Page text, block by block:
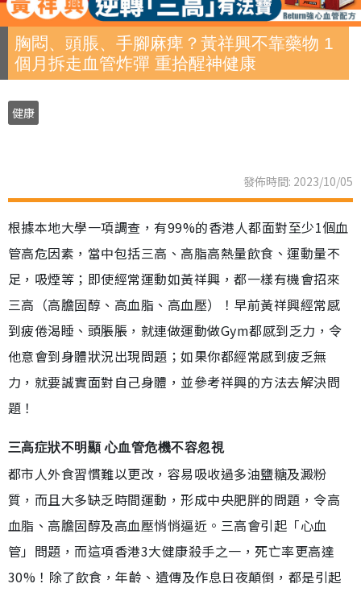
胸悶、頭脹、手腳麻痺？黃祥興不靠藥物 1
個月拆走血管炸彈 重拾醒神健康
健康
發佈時間: 2023/10/05
根據本地大學一項調查，有99%的香港人都面對至少1個血
管高危因素，當中包括三高、高脂高熱量飲食、運動量不
足，吸煙等；即使經常運動如黃祥興，都一樣有機會招來
三高（高膽固醇、高血脂、高血壓）！早前黃祥興經常感
到疲倦渴睡、頭脹脹，就連做運動做Gym都感到乏力，令
他意會到身體狀況出現問題；如果你都經常感到疲乏無
力，就要誠實面對自己身體，並參考祥興的方法去解決問
題！
三高症狀不明顯 心血管危機不容忽視
都市人外食習慣難以更改，容易吸收過多油鹽糖及澱粉
質，而且大多缺乏時間運動，形成中央肥胖的問題，令高
血脂、高膽固醇及高血壓悄悄逼近。三高會引起「心血
管」問題，而這項香港3大健康殺手之一，死亡率更高達
30%！除了飲食，年齡、遺傳及作息日夜顛倒，都是引起